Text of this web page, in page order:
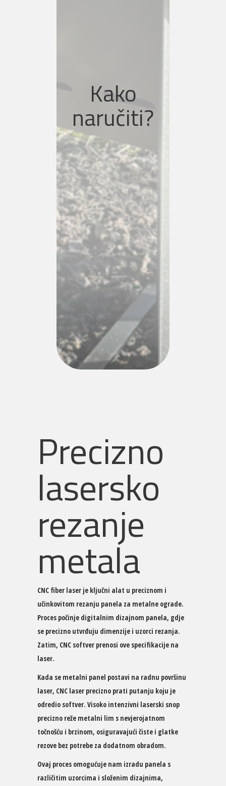
Kako
naručiti?
Grad:
Telefon:
Narudžba se šalje radnim
danima od 7-16h, sljedeći
radni dan je na Vašim
vratima. Dostava vikendom
ne radi. Hvala na povjerenju!
Naručite naš roštilj brzo i
jednostavno – jednim klikom
preusmjeravamo vas na
stranicu za narudžbu gdje
samo upišete svoje podatke i
odmah naručite.
Naruči roštilj
Precizno
lasersko
rezanje
metala
CNC fiber laser je ključni alat u preciznom i
učinkovitom rezanju panela za metalne ograde.
Proces počinje digitalnim dizajnom panela, gdje
se precizno utvrđuju dimenzije i uzorci rezanja.
Zatim, CNC softver prenosi ove specifikacije na
laser.
Kada se metalni panel postavi na radnu površinu
laser, CNC laser precizno prati putanju koju je
odredio softver. Visoko intenzivni laserski snop
precizno reže metalni lim s nevjerojatnom
točnošću i brzinom, osiguravajući čiste i glatke
rezove bez potrebe za dodatnom obradom.
Ovaj proces omogućuje nam izradu panela s
različitim uzorcima i složenim dizajnima,